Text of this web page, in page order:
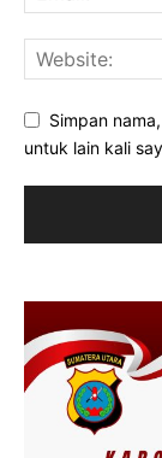
Simpan
untuk lain kali